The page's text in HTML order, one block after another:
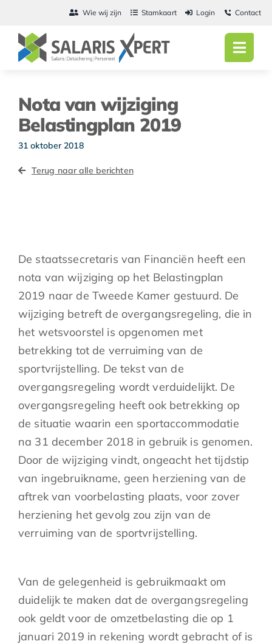
inhoud
Wie wij zijn Stamkaart Login Contact
Nota van wijziging
Belastingplan 2019
31 oktober 2018
Terug naar alle berichten
De staatssecretaris van Financiën heeft een
nota van wijziging op het Belastingplan
2019 naar de Tweede Kamer gestuurd. De
wijziging betreft de overgangsregeling, die in
het wetsvoorstel is opgenomen met
betrekking tot de verruiming van de
sportvrijstelling. De tekst van de
overgangsregeling wordt verduidelijkt. De
overgangsregeling heeft ook betrekking op
de situatie waarin een sportaccommodatie
na 31 december 2018 in gebruik is genomen.
Door de wijziging vindt, ongeacht het tijdstip
van ingebruikname, geen herziening van de
aftrek van voorbelasting plaats, voor zover
herziening het gevolg zou zijn van de
verruiming van de sportvrijstelling.
Van de gelegenheid is gebruikmaakt om
duidelijk te maken dat de overgangsregeling
ook geldt voor de omzetbelasting die op 1
januari 2019 in rekening wordt gebracht of is